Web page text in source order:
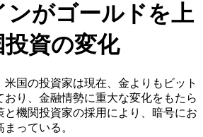
ンがゴールドを上
投資の変化
国の投資家は現在、金よりもビット
おり、金融情勢に重大な変化をもたら
と機関投資家の採用により、暗号にお
っている。